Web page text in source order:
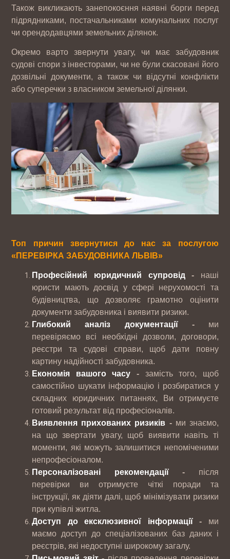
Також викликають занепокоєння наявні борги перед
підрядниками, постачальниками комунальних послуг
чи орендодавцями земельних ділянок.
Окремо варто звернути увагу, чи має забудовник
судові спори з інвесторами, чи не були скасовані його
дозвільні документи, а також чи відсутні конфлікти
або суперечки з власником земельної ділянки.
Топ причин звернутися до нас за послугою
«ПЕРЕВІРКА ЗАБУДОВНИКА ЛЬВІВ»
Професійний юридичний супровід- наші
юристи мають досвід у сфері нерухомості та
будівництва, що дозволяє грамотно оцінити
документи забудовника і виявити ризики.
Глибокий аналіз документації- ми
перевіряємо всі необхідні дозволи, договори,
реєстри та судові справи, щоб дати повну
картину надійності забудовника.
Економія вашого часу - замість того, щоб
самостійно шукати інформацію і розбиратися у
складних юридичних питаннях, Ви отримуєте
готовий результат від професіоналів.
Виявлення прихованих ризиків - ми знаємо,
на що звертати увагу, щоб виявити навіть ті
моменти, які можуть залишитися непоміченими
непрофесіоналом.
Персоналізовані рекомендації- після
перевірки ви отримуєте чіткі поради та
інструкції, як діяти далі, щоб мінімізувати ризики
при купівлі житла.
Доступ до ексклюзивної інформації- ми
маємо доступ до спеціалізованих баз даних і
реєстрів, які недоступні широкому загалу.